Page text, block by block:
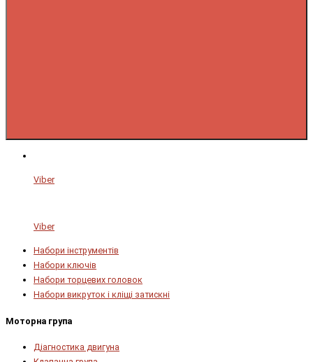
Viber
Viber
Набори інструментів
Набори ключів
Набори торцевих головок
Набори викруток і кліщі затискні
Моторна група
Діагностика двигуна